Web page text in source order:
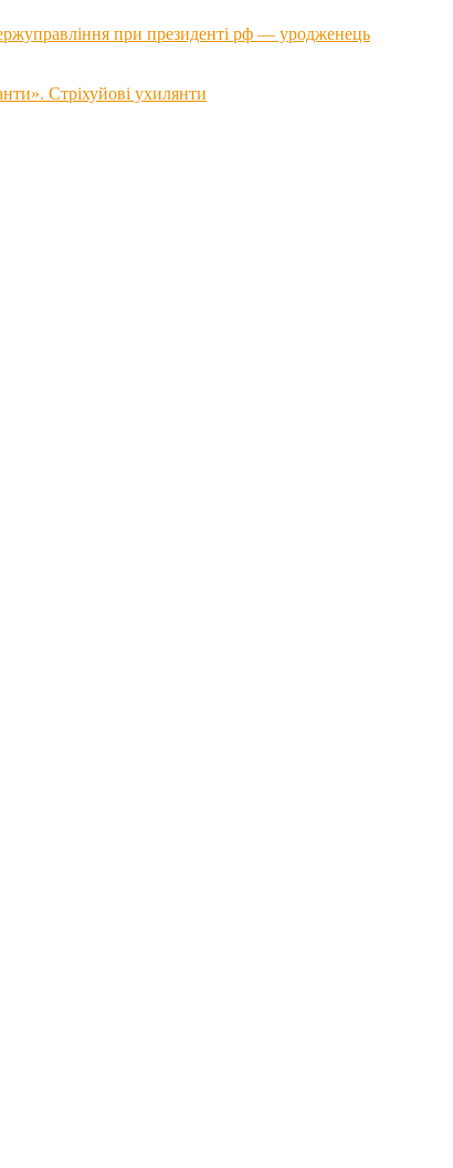
при президенті рф — уродженець
Стріхуйові ухилянти